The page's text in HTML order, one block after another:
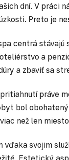
dní. V práci
Preto je
centrá
a
a zbaviť sa
práve
bol
než len
svojim
Estetický